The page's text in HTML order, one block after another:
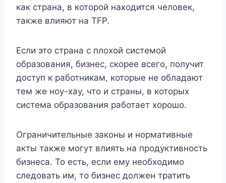
как страна, в которой находится человек,
также влияют на TFP.
Если это страна с плохой системой
образования, бизнес, скорее всего, получит
доступ к работникам, которые не обладают
тем же ноу-хау, что и страны, в которых
система образования работает хорошо.
Ограничительные законы и нормативные
акты также могут влиять на продуктивность
бизнеса. То есть, если ему необходимо
следовать им, то бизнес должен тратить